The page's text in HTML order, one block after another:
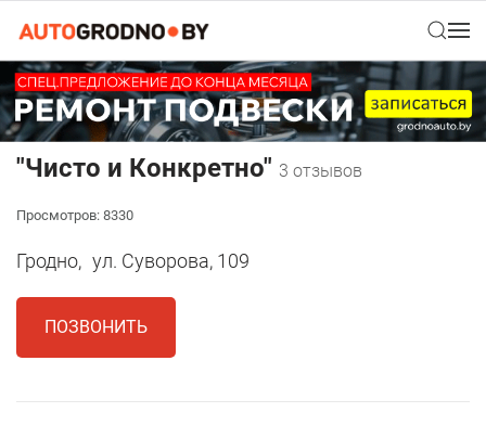
"Чисто и Конкретно" 3 отзывов
Просмотров: 8330
Гродно, ул. Суворова, 109
ПОЗВОНИТЬ